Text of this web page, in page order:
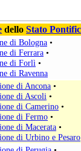
delloStato
di Bologna •
di Ferrara •
di Forlì •
di Ravenna
di Ancona •
di Ascoli •
di Camerino •
di Fermo •
di Macerata •
di Urbino e Pesaro